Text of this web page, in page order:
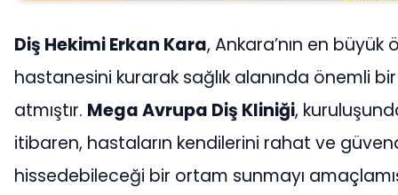
Diş Hekimi Erkan Kara, Ankara’nın en büyük
hastanesini kurarak sağlık alanında önemli
atmıştır. Mega Avrupa Diş Kliniği,
itibaren, hastaların kendilerini rahat ve
hissedebileceği bir ortam sunmayı